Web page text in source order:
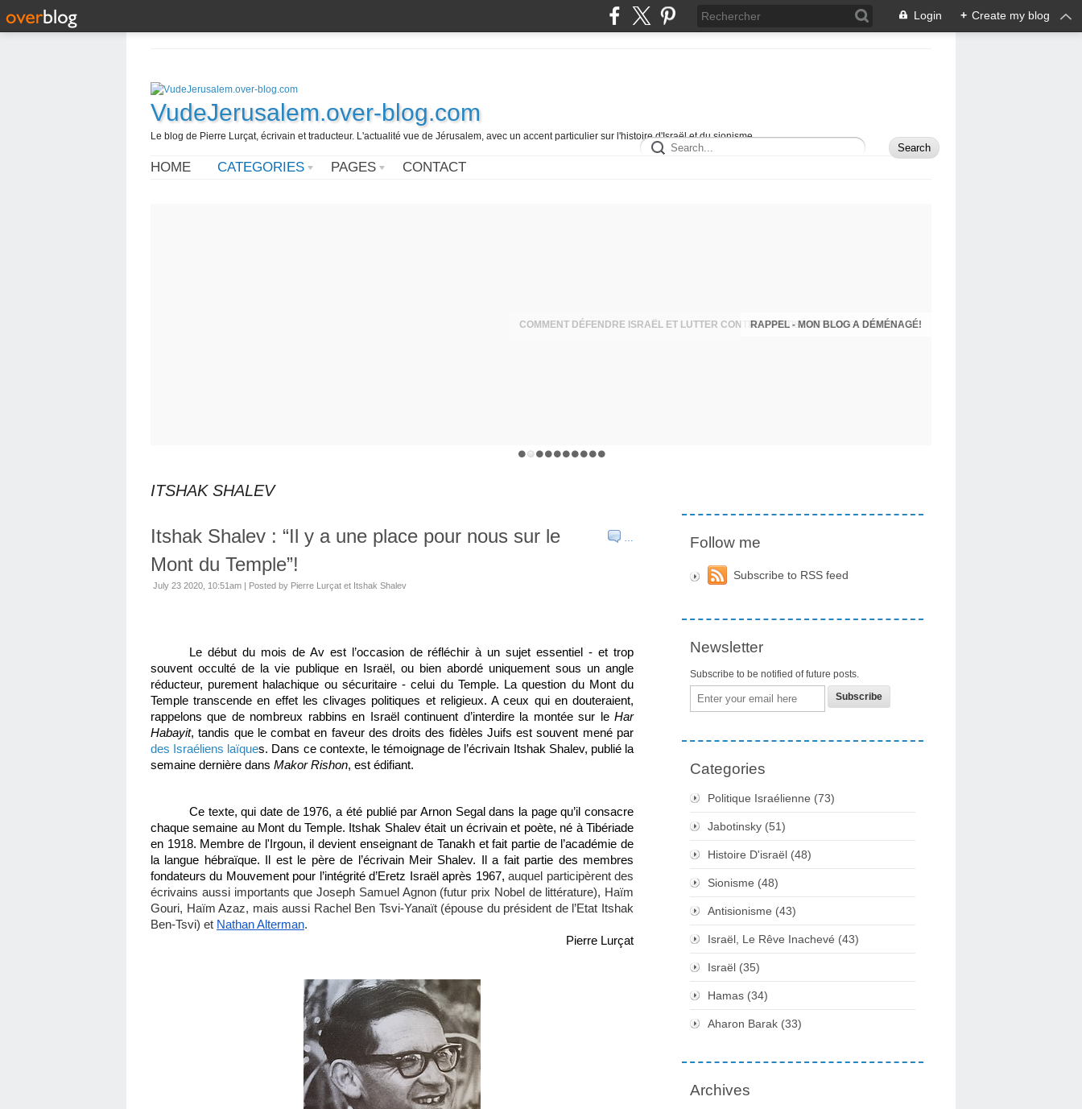
Login + Create my blog
VudeJerusalem.over-blog.com
Le blog de Pierre Lurçat, écrivain et traducteur. L'actualité vue de Jérusalem, avec un accent particulier sur l'histoire d'Israël et du sionisme.
HOME CATEGORIES PAGES CONTACT
RAPPEL - MON BLOG A DÉMÉNAGÉ!
ITSHAK SHALEV
…
Itshak Shalev : “Il y a une place pour nous sur le
Mont du Temple”!
July 23 2020, 10:51am | Posted by Pierre Lurçat et Itshak Shalev
Le début du mois de Av est l’occasion de réfléchir à un sujet essentiel - et trop
souvent occulté de la vie publique en Israël, ou bien abordé uniquement sous un angle
réducteur, purement halachique ou sécuritaire - celui du Temple. La question du Mont du
Temple transcende en effet les clivages politiques et religieux. A ceux qui en douteraient,
rappelons que de nombreux rabbins en Israël continuent d’interdire la montée sur le Har
Habayit
des Israéliens laïques. Dans ce contexte, le témoignage de l’écrivain Itshak Shalev, publié la
semaine dernière dans Makor Rishon, est édifiant.
Ce texte, qui date de 1976, a été publié par Arnon Segal dans la page qu’il consacre
chaque semaine au Mont du Temple. Itshak Shalev était un écrivain et poète, né à Tibériade
en 1918. Membre de l'Irgoun, il devient enseignant de Tanakh et fait partie de l’académie de
la langue hébraïque. Il est le père de l’écrivain Meir Shalev. Il a fait partie des membres
fondateurs du Mouvement pour l’intégrité d’Eretz Israël après 1967, auquel participèrent des
écrivains aussi importants que Joseph Samuel Agnon (futur prix Nobel de littérature), Haïm
Gouri, Haïm Azaz, mais aussi Rachel Ben Tsvi-Yanaït (épouse du président de l’Etat Itshak
Ben-Tsvi) et Nathan Alterman.
Pierre Lurçat
Follow me
Subscribe to RSS feed
Newsletter
Subscribe to be notified of future posts.
Email
Categories
Politique Israélienne (73)
Jabotinsky (51)
Histoire D'israël (48)
Sionisme (48)
Antisionisme (43)
Israël, Le Rêve Inachevé (43)
Israël (35)
Hamas (34)
Aharon Barak (33)
Archives